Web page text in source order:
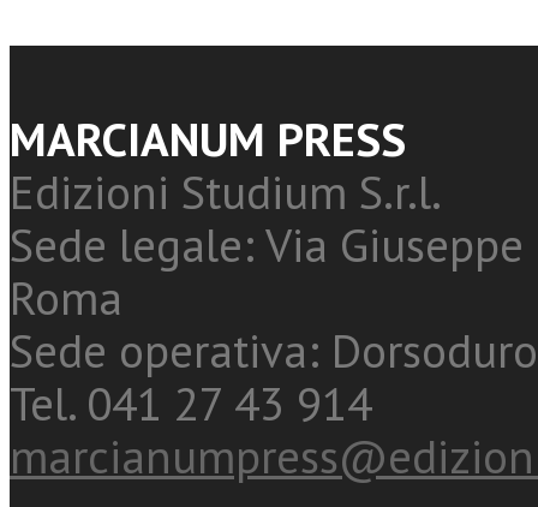
MARCIANUM PRESS
Edizioni Studium S.r.l.
Sede legale: Via
Roma
Sede operativa:
Tel. 041 27 43 914